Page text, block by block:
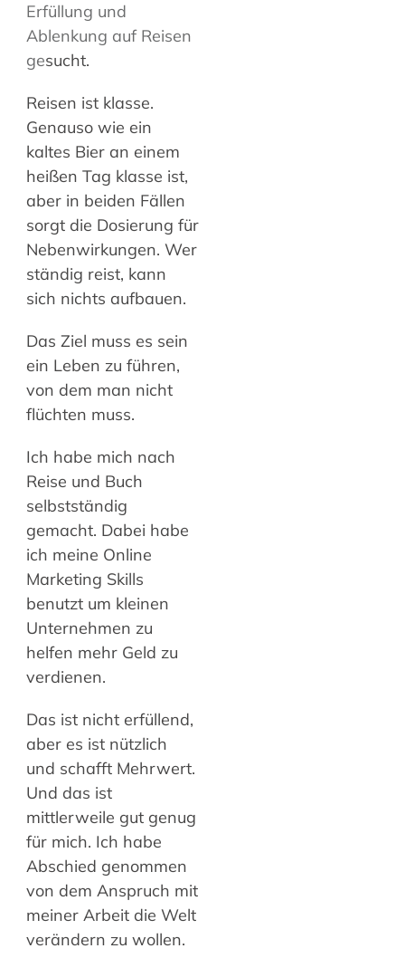
Erfüllung und
Ablenkung auf Reisen
gesucht.
Reisen ist klasse.
Genauso wie ein
kaltes Bier an einem
heißen Tag klasse ist,
aber in beiden Fällen
sorgt die Dosierung für
Nebenwirkungen. Wer
ständig reist, kann
sich nichts aufbauen.
Das Ziel muss es sein
ein Leben zu führen,
von dem man nicht
flüchten muss.
Ich habe mich nach
Reise und Buch
selbstständig
gemacht. Dabei habe
ich meine Online
Marketing Skills
benutzt um kleinen
Unternehmen zu
helfen mehr Geld zu
verdienen.
Das ist nicht erfüllend,
aber es ist nützlich
und schafft Mehrwert.
Und das ist
mittlerweile gut genug
für mich. Ich habe
Abschied genommen
von dem Anspruch mit
meiner Arbeit die Welt
verändern zu wollen.